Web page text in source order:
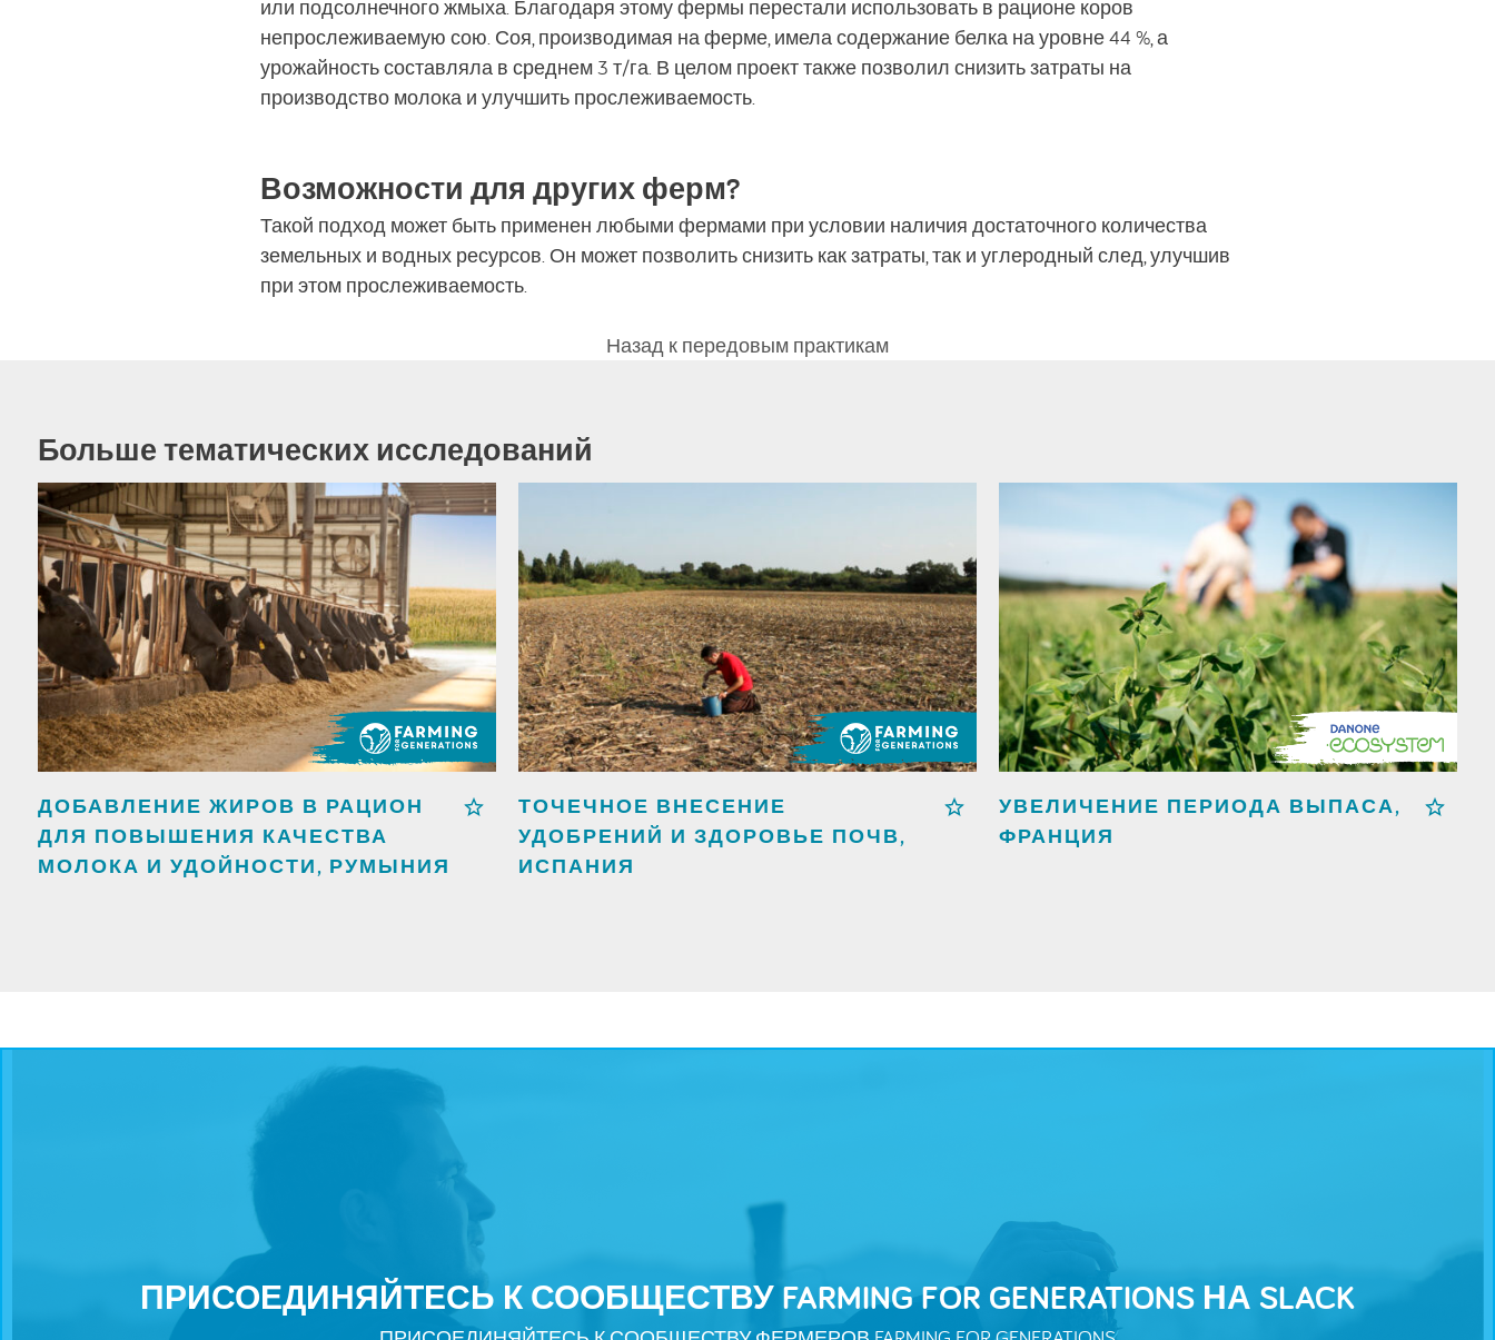
или подсолнечного жмыха. Благодаря этому фермы перестали использовать в рационе коров
непрослеживаемую сою. Соя, производимая на ферме, имела содержание белка на уровне 44 %, а
урожайность составляла в среднем 3 т/га. В целом проект также позволил снизить затраты на
производство молока и улучшить прослеживаемость.
Возможности для других ферм?
Такой подход может быть применен любыми фермами при условии наличия достаточного количества
земельных и водных ресурсов. Он может позволить снизить как затраты, так и углеродный след, улучшив
при этом прослеживаемость.
Назад к передовым практикам
Больше тематических исследований
ДОБАВЛЕНИЕ ЖИРОВ В РАЦИОН
ДЛЯ ПОВЫШЕНИЯ КАЧЕСТВА
МОЛОКА И УДОЙНОСТИ, РУМЫНИЯ
ТОЧЕЧНОЕ ВНЕСЕНИЕ
УДОБРЕНИЙ И ЗДОРОВЬЕ ПОЧВ,
ИСПАНИЯ
УВЕЛИЧЕНИЕ ПЕРИОДА ВЫПАСА,
ФРАНЦИЯ
ПРИСОЕДИНЯЙТЕСЬ К СООБЩЕСТВУ FARMING FOR GENERATIONS НА SLACK